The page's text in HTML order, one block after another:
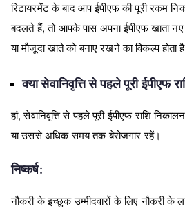
रिटायरमेंट के बाद आप ईपीएफ की पूरी रकम
बदलते हैं, तो आपके पास अपना ईपीएफ खाता नए
या मौजूदा खाते को बनाए रखने का विकल्प होता
क्या सेवानिवृत्ति से पहले पूरी ईपीएफ
हां, सेवानिवृत्ति से पहले पूरी ईपीएफ राशि
या उससे अधिक समय तक बेरोजगार रहें।
निष्कर्ष:
नौकरी के इच्छुक उम्मीदवारों के लिए नौकरी के